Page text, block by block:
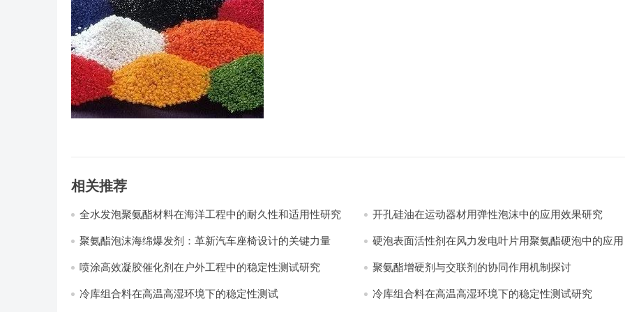
相关推荐
全水发泡聚氨酯材料在海洋工程中的耐久性和适用性研究 开孔硅油在运动器材用弹性泡沫中的应用效果研究
聚氨酯泡沫海绵爆发剂：革新汽车座椅设计的关键力量​
硬泡表面活性剂在风力发电叶片用聚氨酯硬泡中的应
喷涂高效凝胶催化剂在户外工程中的稳定性测试研究
聚氨酯增硬剂与交联剂的协同作用机制探讨
冷库组合料在高温高湿环境下的稳定性测试​ 冷库组合料在高温高湿环境下的稳定性测试研究